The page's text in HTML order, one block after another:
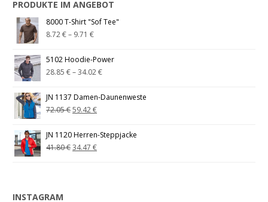
PRODUKTE IM ANGEBOT
8000 T-Shirt "Sof Tee"
8.72€– 9.71€
5102 Hoodie-Power
28.85€–34.02€
JN 1137 Damen-Daunenweste
72.05€59.42€
JN 1120 Herren-Steppjacke
41.80€34.47€
INSTAGRAM